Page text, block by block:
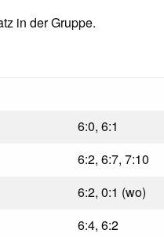
in der Gruppe.
6:0, 6:1
6:2, 6:7, 7:10
6:2, 0:1 (wo)
6:4, 6:2